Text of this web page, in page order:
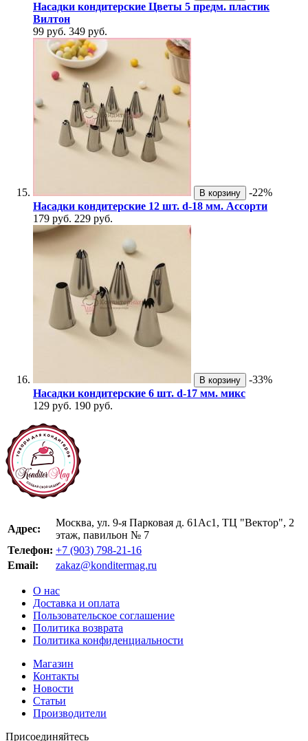
Насадки кондитерские Цветы 5 предм. пластик
Вилтон
99 руб. 349 руб.
В корзину
-22%
Насадки кондитерские 12 шт. d-18 мм. Ассорти
179 руб. 229 руб.
В корзину
-33%
Насадки кондитерские 6 шт. d-17 мм. микс
129 руб. 190 руб.
Адрес:
Москва, ул. 9-я Парковая д. 61Ас1, ТЦ "Вектор", 2
этаж, павильон № 7
Телефон: +7 (903) 798-21-16
Email:
zakaz@konditermag.ru
О нас
Доставка и оплата
Пользовательское соглашение
Политика возврата
Политика конфиденциальности
Магазин
Контакты
Новости
Статьи
Производители
Присоединяйтесь